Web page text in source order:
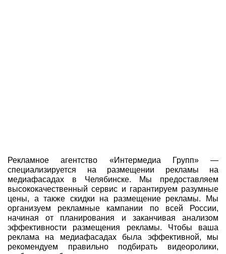
Рекламное агентство «Интермедиа Групп» —
специализируется на размещении рекламы на
медиафасадах в Челябинске. Мы предоставляем
высококачественный сервис и гарантируем разумные
цены, а также скидки на размещение рекламы. Мы
организуем рекламные кампании по всей России,
начиная от планирования и заканчивая анализом
эффективности размещения рекламы. Чтобы ваша
реклама на медиафасадах была эффективной, мы
рекомендуем правильно подбирать видеоролики,